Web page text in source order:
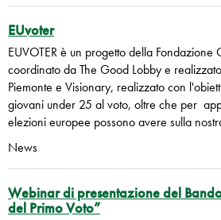
EUvoter
EUVOTER è un progetto della Fondazione
coordinato da The Good Lobby e
Piemonte e Visionary, realizzato con
giovani under 25 al voto, oltre che per
elezioni europee possono avere sulla
News
Webinar di presentazione del
del Primo Voto”